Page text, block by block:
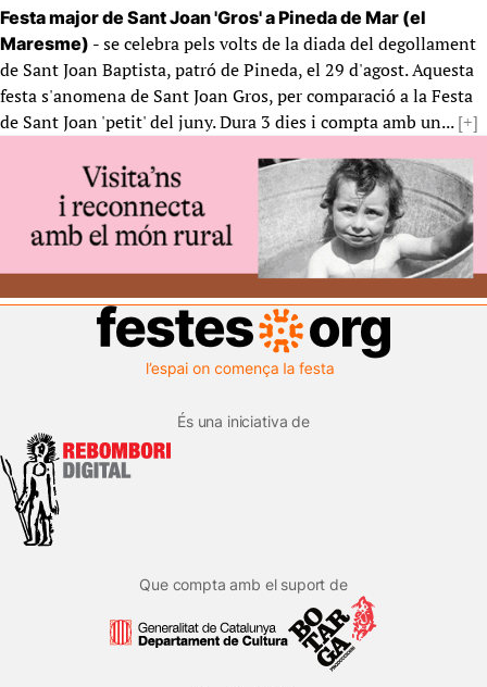
Festa major de Sant Joan 'Gros' a Pineda de Mar (el
Maresme) - se celebra pels volts de la diada del degollament
de Sant Joan Baptista, patró de Pineda, el 29 d'agost. Aquesta
festa s'anomena de Sant Joan Gros, per comparació a la Festa
de Sant Joan 'petit' del juny. Dura 3 dies i compta amb un...[+]
És una iniciativa de
Que compta amb el suport de